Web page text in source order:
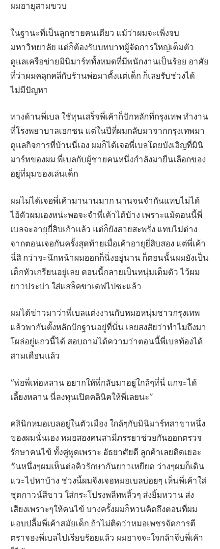
ผมอายุสามขวบ
ในฐานะที่เป็นลูกชายคนเดียว แม้ว่าผมจะเพิ่งจบ
มหาวิทยาลัย แต่ก็ต้องรับบทบาทผู้จัดการใหญ่เต็มตัว
ดูแลเครือข่ายมินิมาร์ททั้งหมดที่มีพนักงานเป็นร้อย อาศัย
ที่ว่าผมคลุกคลีกับร้านพ่อมาตั้งแต่เด็ก ก็เลยรับช่วงได้
ไม่มีปัญหา
ทางด้านพี่เบล ใช้ทุนเสร็จพี่เค้าก็ปักหลักที่กรุงเทพ ทำงาน
ที่โรงพยาบาลเอกชน แต่ในปีที่ผมกลับมาจากกรุงเทพมา
ดูแลกิจการที่บ้านนี่เอง ผมก็ได้เจอพี่เบลโดยบังเอิญที่มินิ
มาร์ทของผม พี่เบลกับผู้ชายคนหนึ่งกำลังมายืนเลือกของ
อยู่ที่มุมของเล่นเด็ก
ผมไม่ได้เจอพี่เค้ามานานมาก นานจนจำกันแทบไม่ได้
ไอ้ตัวผมเองหน่ะพอจะจำพี่เค้าได้บ้าง เพราะแม้ตอนนี้พี่
เบลจะอายุยี่สิบเก้าแล้ว แต่ก็ยังสวยสะพรั่ง แทบไม่ต่าง
จากตอนเจอกันครั้งสุดท้ายเมื่อเค้าอายุยี่สิบสอง แต่พี่เค้า
นี่สิ กว่าจะนึกหน้าผมออกก็นิ่งอยู่นาน ก็ตอนนั้นผมยังเป็น
เด็กหัวเกรียนอยู่เลย ตอนนี้กลายเป็นหนุ่มเต็มตัว ไว้ผม
ยาวประบ่า ใส่แสล็คขาเดฟไปซะแล้ว
ผมได้ข่าวมาว่าพี่เบลแต่งงานกับหมอหนุ่มชาวกรุงเทพ
แล้วพากันตั้งหลักปักฐานอยู่ที่นั่น เลยสงสัยว่าทำไมถึงมา
โผล่อยู่แถวนี้ได้ สอบถามได้ความว่าตอนนี้พี่เบลท้องได้
สามเดือนแล้ว
“พ่อพี่เห่อหลาน อยากให้พี่กลับมาอยู่ใกล้ๆที่นี่ แกจะได้
เลี้ยงหลาน นี่ลงทุนเปิดคลินิคให้พี่เลยนะ”
คลินิกหมอเบลอยู่ในตัวเมือง ใกล้ๆกับมินิมาร์ทสาขาหนึ่ง
ของผมนั่นเอง หมอสองคนสามีภรรยาช่วยกันออกตรวจ
รักษาคนไข้ ทั้งคู่พูดเพราะ อัธยาศัยดี ลูกค้าเลยติดเยอะ
วันหนึ่งๆผมเห็นต่อคิวรักษากันยาวเหยียด ว่างๆผมก็เดิน
แวะไปหาบ้าง ช่วงนี้ผมจึงเจอหมอเบลบ่อยๆ เห็นพี่เค้าใส่
ชุดกาวน์สีขาว ใส่กระโปรงพลีทพลิ้วๆ ส่งยิ้มหวาน ส่ง
เสียงเพราะๆให้คนไข้ บางครั้งผมก็หวนคิดถึงตอนที่ผม
แอบปลื้มพี่เค้าสมัยเด็ก ถ้าไม่ติดว่าหมอเพชรจัดการตี
ตราจองพี่เบลไปเรียบร้อยแล้ว ผมอาจจะใจกล้าจีบพี่เค้า